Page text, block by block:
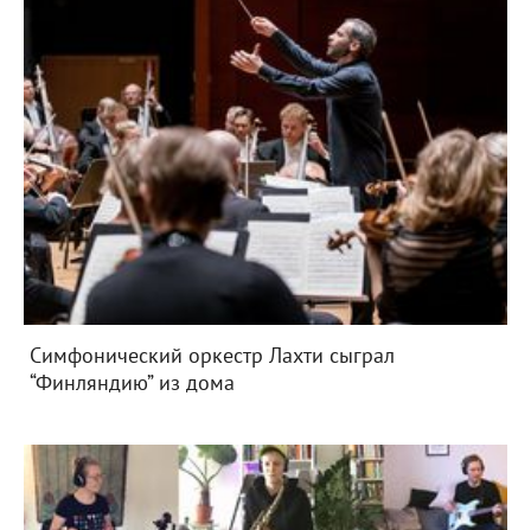
Симфонический оркестр Лахти сыграл
“Финляндию” из дома